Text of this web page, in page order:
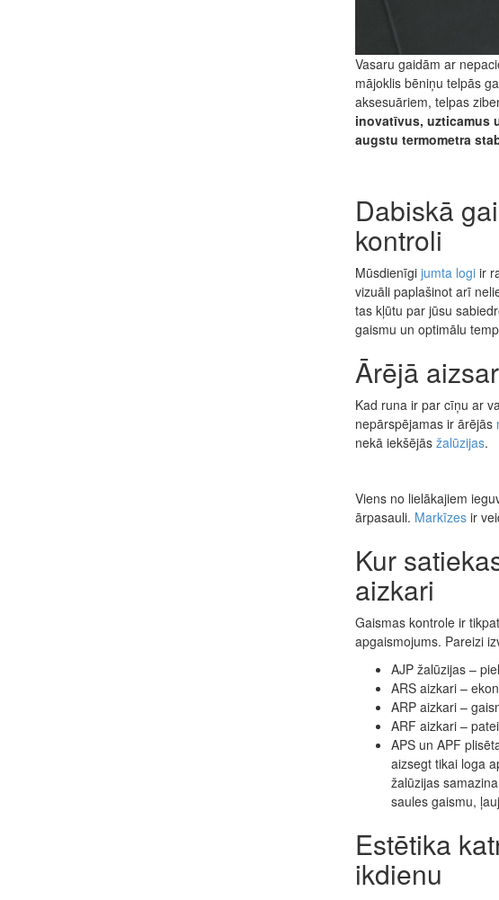
Vasaru gaidām ar
mājoklis bēniņu telpās
aksesuāriem, telpas
inovatīvus, uzticamus
augstu termometra
Dabiskā
kontroli
Mūsdienīgi jumta logiir
vizuāli paplašinot arī
tas kļūtu par jūsu
gaismu un optimālu
Ārējā
Kad runa ir par cīņu ar
nepārspējamas ir ārējās
nekā iekšējās žalūzijas.
Viens no lielākajiem
ārpasauli. Markīzesir
Kur
aizkari
Gaismas kontrole ir
apgaismojums. Pareizi
AJP žalūzijas –
ARS aizkari –
ARP aizkari –
ARF aizkari –
APS un APF
aizsegt tikai loga
žalūzijas
saules gaismu,
Estētika
ikdienu